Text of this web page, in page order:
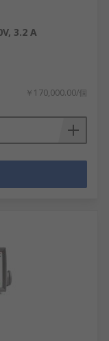
3.2 A
￥170,000.00/個